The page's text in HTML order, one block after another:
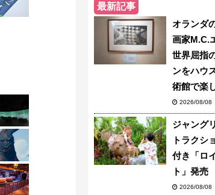
最新記事
オランダ
画家M.C.
世界屈指
ンをハウ
術館で楽
2026/08/08
ジャング
トラクシ
付き「ロ
ト」発売
2026/08/08